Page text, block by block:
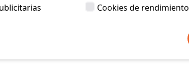
Cookies de rendimiento